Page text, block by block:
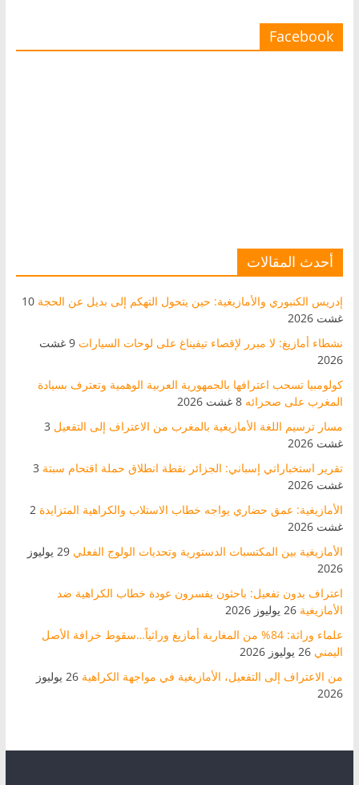
Facebook
أحدث المقالات
إدريس الكنبوري والأمازيغية: حين يتحول التهكم إلى بديل عن الحجة 10
غشت 2026
نشطاء أمازيغ: لا مبرر لإقصاء تيفيناغ على لوحات السيارات
9 غشت
2026
كولومبيا تسحب اعترافها بالجمهورية العربية الوهمية وتعترف بسيادة
المغرب على صحرائه 8 غشت 2026
مسار ترسيم اللغة الأمازيغية بالمغرب من الاعتراف إلى التفعيل 3
غشت 2026
تقرير استخباراتي إسباني: الجزائر نقطة انطلاق حملة اقتحام سبتة 3
غشت 2026
الأمازيغية: عمق حضاري يواجه خطاب الاستلاب والكراهية المتزايدة 2
غشت 2026
الأمازيغية بين المكتسبات الدستورية وتحديات الولوج الفعلي
29 يوليوز
2026
اعتراف بدون تفعيل: باحثون يفسرون عودة خطاب الكراهية ضد
الأمازيغية 26 يوليوز 2026
علماء وراثة: 84% من المغاربة أمازيغ وراثياً…سقوط خرافة الأصل
اليمني 26 يوليوز 2026
من الاعتراف إلى التفعيل، الأمازيغية في مواجهة الكراهية
26 يوليوز
2026